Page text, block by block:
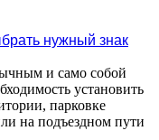
нужный знак
и само собой
установить
парковке
на подъездном пути